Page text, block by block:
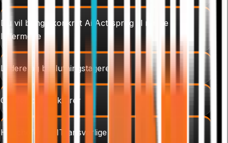
Du vil bringe konkret Ai Act-sprog til næste
ledermøde
Ledere og beslutningstagere
CEO'er og direktører
HR-chefer og IT-ansvarlige